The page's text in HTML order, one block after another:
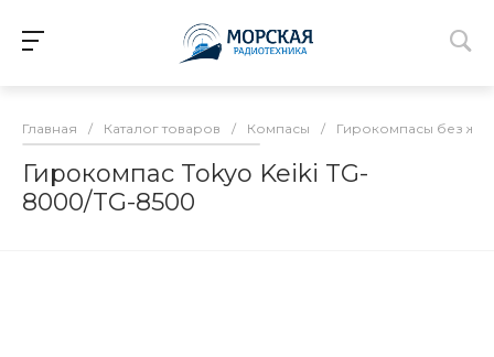
Главная / Каталог товаров / Компасы / Гирокомпасы без
Гирокомпас Tokyo Keiki TG-
8000/TG-8500